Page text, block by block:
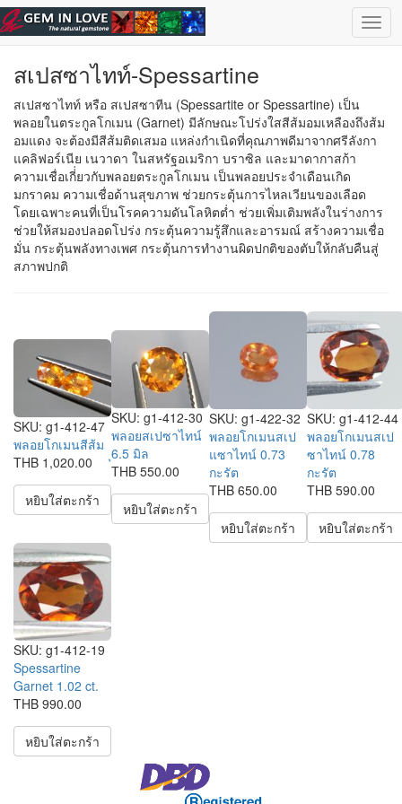
ข้ามไปยังเนื้อหาหลัก
เลือกอัญมณี English
สเปสซาไทท์-Spessartine
สเปสซาไทท์ หรือ สเปสซาทีน (Spessartite or Spessartine) เป็น
พลอยในตระกูลโกเมน (Garnet) มีลักษณะโปร่งใสสีส้มอมเหลืองถึงส้ม
อมแดง จะต้องมีสีส้มติดเสมอ แหล่งกำเนิดที่คุณภาพดีมาจากศรีลังกา
แคลิฟอร์เนีย เนวาดา ในสหรัฐอเมริกา บราซิล และมาดากาสก้า
ความเชื่อเกี่่ยวกับพลอยตระกูลโกเมน เป็นพลอยประจำเดือนเกิด
มกราคม ความเชื่อด้านสุขภาพ ช่วยกระตุ้นการไหลเวียนของเลือด
โดยเฉพาะคนที่เป็นโรคความดันโลหิตต่ำ ช่วยเพิ่มเติมพลังในร่างการ
ช่วยให้สมองปลอดโปร่ง กระตุ้นความรู้สึกและอารมณ์ สร้างความเชื่อ
มั่น กระตุ้นพลังทางเพศ กระตุ้นการทำงานผิดปกติของตับให้กลับคืนสู่
สภาพปกติ
SKU: g1-412-47
พลอยโกเมนสีส้ม
THB 1,020.00
หยิบใส่ตะกร้า
SKU: g1-412-30
พลอยสเปซาไทน์
ุ6.5 มิล
THB 550.00
หยิบใส่ตะกร้า
SKU: g1-422-32
พลอยโกเมนสเป
แซาไทน์ 0.73
กะรัต
THB 650.00
หยิบใส่ตะกร้า
SKU: g1-412-44
พลอยโกเมนสเป
ซาไทน์ 0.78
กะรัต
THB 590.00
หยิบใส่ตะกร้า
SKU: g1-412-19
Spessartine
Garnet 1.02 ct.
THB 990.00
หยิบใส่ตะกร้า